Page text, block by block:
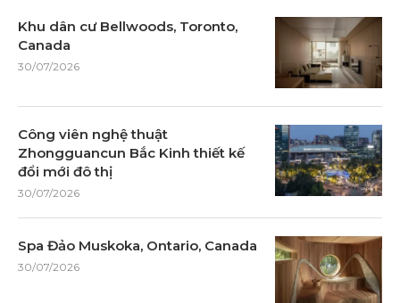
Khu dân cư Bellwoods, Toronto,
Canada
30/07/2026
Công viên nghệ thuật
Zhongguancun Bắc Kinh thiết kế
đổi mới đô thị
30/07/2026
Spa Đảo Muskoka, Ontario, Canada
30/07/2026